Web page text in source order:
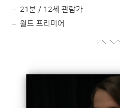
21분 / 12세 관람가
월드 프리미어